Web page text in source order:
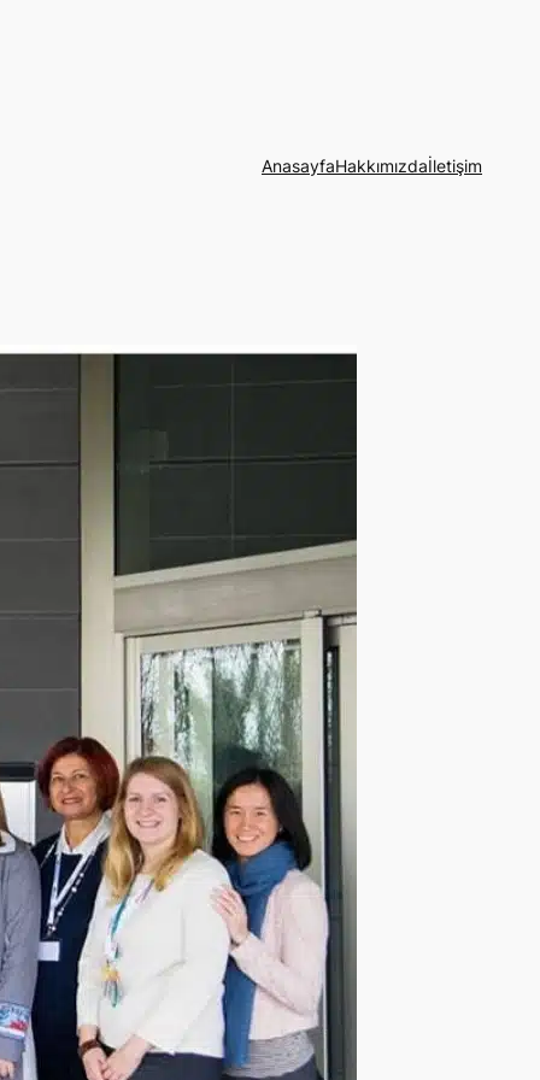
AnasayfaHakkımızdaİletişim
Vera
Domus
Vera Eğitim
Bostancı Mah.
Gümüşçü Sok.
No:29 Ada
Residence D:3
Bostancı –
İstanbul
+90 216 504
20 12
vera@veraedu.